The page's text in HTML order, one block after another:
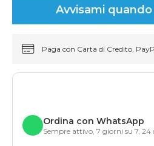
Avvisami
Paga con Carta di Credito,
Ordina con WhatsApp
Sempre attivo, 7 giorni su 7, 24